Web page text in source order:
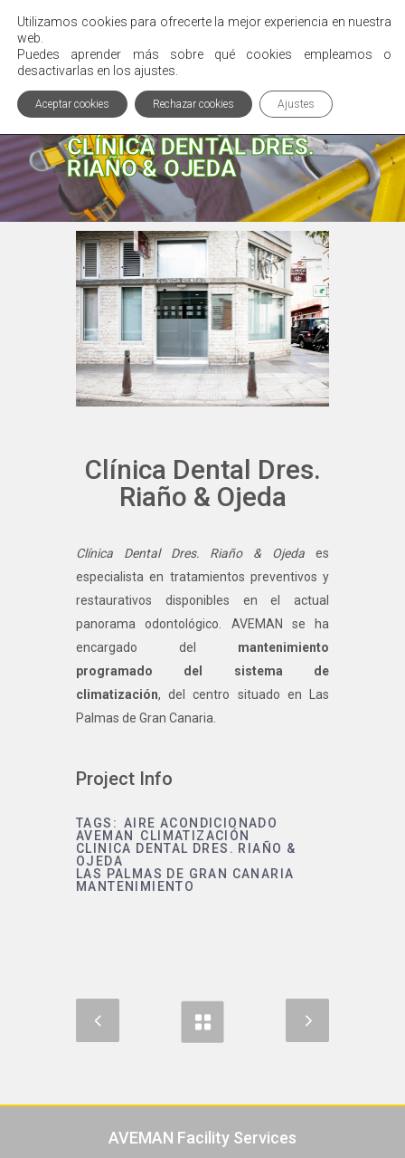
Menú
OFRECEMOS SOLUCIONES
CLÍNICA DENTAL DRES.
RIAÑO & OJEDA
Clínica Dental Dres.
Riaño & Ojeda
Clínica Dental Dres. Riaño & Ojeda es
especialista en tratamientos preventivos y
restaurativos disponibles en el actual
panorama odontológico. AVEMAN se ha
encargado del mantenimiento
programado del sistema de
climatización, del centro situado en Las
Palmas de Gran Canaria.
Project Info
TAGS: AIRE ACONDICIONADO
AVEMAN
CLIMATIZACIÓN
CLINICA DENTAL DRES. RIAÑO &
OJEDA
LAS PALMAS DE GRAN CANARIA
MANTENIMIENTO
AVEMAN Facility Services
Utilizamos cookies para ofrecerte la mejor experiencia en nuestra
web.
Puedes aprender más sobre qué cookies empleamos o
desactivarlas en los ajustes.
Aceptar cookies Rechazar cookies Ajustes